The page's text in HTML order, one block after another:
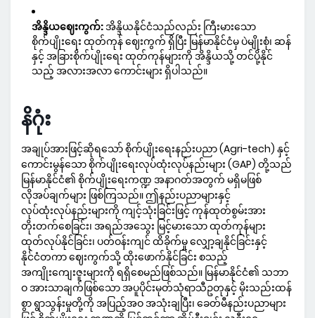
အိန္ဒိယဈေးကွက်: အိန္ဒိယနိုင်ငံသည်လည်း ကြီးမားသော
စိုက်ပျိုးရေး ထုတ်ကုန် ဈေးကွက် ရှိပြီး မြန်မာနိုင်ငံမှ ပဲမျိုးစုံ၊ ဆန်
နှင့် အခြားစိုက်ပျိုးရေး ထုတ်ကုန်များကို အိန္ဒိယသို့ တင်ပို့နိုင်
သည့် အလားအလာ ကောင်းများ ရှိပါသည်။
နိဂုံး
အချုပ်အားဖြင့်ဆိုရသော် စိုက်ပျိုးရေးနည်းပညာ (Agri-tech) နှင့်
ကောင်းမွန်သော စိုက်ပျိုးရေးလုပ်ထုံးလုပ်နည်းများ (GAP) တို့သည်
မြန်မာနိုင်ငံ၏ စိုက်ပျိုးရေးကဏ္ဍ အနာဂတ်အတွက် မရှိမဖြစ်
လိုအပ်ချက်များ ဖြစ်ကြသည်။ ဤနည်းပညာများနှင့်
လုပ်ထုံးလုပ်နည်းများကို ကျင့်သုံးခြင်းဖြင့် ကုန်ထုတ်စွမ်းအား
တိုးတက်စေခြင်း၊ အရည်အသွေး မြင့်မားသော ထုတ်ကုန်များ
ထုတ်လုပ်နိုင်ခြင်း၊ ပတ်ဝန်းကျင် ထိခိုက်မှု လျှော့ချနိုင်ခြင်းနှင့်
နိုင်ငံတကာ ဈေးကွက်သို့ ထိုးဖောက်နိုင်ခြင်း စသည့်
အကျိုးကျေးဇူးများကို ရရှိစေမည်ဖြစ်သည်။ မြန်မာနိုင်ငံ၏ သဘာ
ဝ အားသာချက်ဖြစ်သော အပူပိုင်းမုတ်သုံရာသီဥတုနှင့် မိုးသည်းထန်
စွာ ရွာသွန်းမှုတို့ကို အပြည့်အဝ အသုံးချပြီး၊ ခေတ်မီနည်းပညာများ